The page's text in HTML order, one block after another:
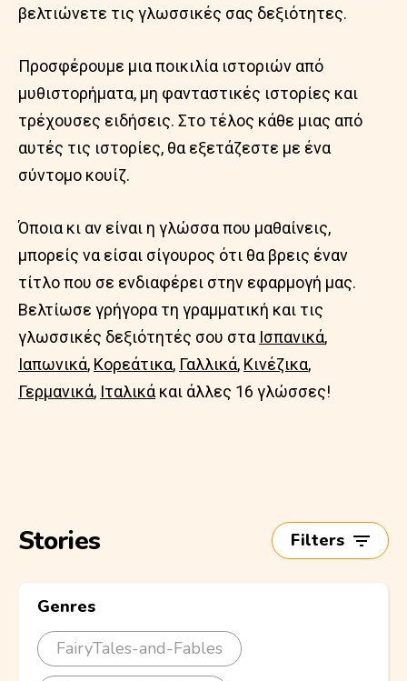
βελτιώνετε τις γλωσσικές σας δεξιότητες.
Προσφέρουμε μια ποικιλία ιστοριών από
μυθιστορήματα, μη φανταστικές ιστορίες και
τρέχουσες ειδήσεις. Στο τέλος κάθε μιας από
αυτές τις ιστορίες, θα εξετάζεστε με ένα
σύντομο κουίζ.
Όποια κι αν είναι η γλώσσα που μαθαίνεις,
μπορείς να είσαι σίγουρος ότι θα βρεις έναν
τίτλο που σε ενδιαφέρει στην εφαρμογή μας.
Βελτίωσε γρήγορα τη γραμματική και τις
γλωσσικές δεξιότητές σου στα Ισπανικά,
Ιαπωνικά, Κορεάτικα, Γαλλικά, Κινέζικα,
Γερμανικά, Ιταλικά και άλλες 16 γλώσσες!
Stories Filters
Genres
FairyTales-and-Fables